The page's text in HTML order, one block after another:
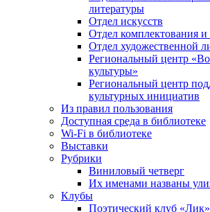
литературы
Отдел искусств
Отдел комплектования
Отдел художественной
Региональный центр
культуры»
Региональный центр
культурных инициатив
Из правил пользования
Доступная среда в библиотеке
Wi-Fi в библиотеке
Выставки
Рубрики
Виниловый четверг
Их именами названы
Клубы
Поэтический клуб «Лик»